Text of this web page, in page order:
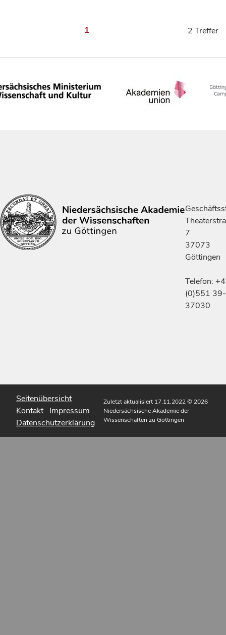
1 2 Treffer
7
37073
Göttingen
Telefon:
(0)551 39-
37030
Seitenübersicht
Kontakt Impressum
Datenschutzerklärung
Zuletzt aktualisiert 17.11.2022© 2026
Niedersächsische Akademie der
Wissenschaften zu Göttingen